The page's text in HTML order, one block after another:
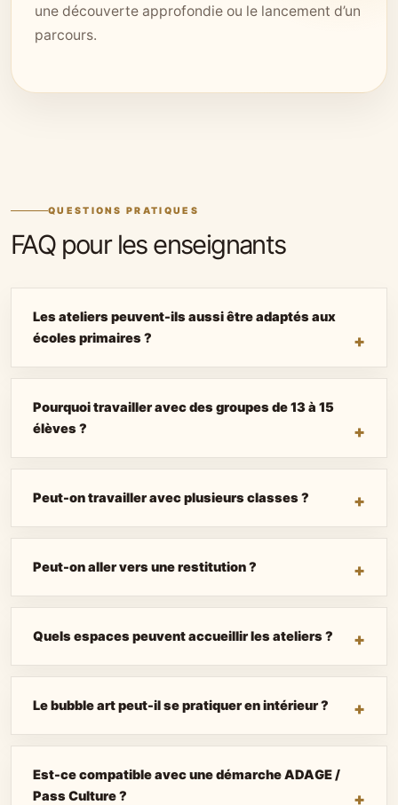
une découverte approfondie ou le lancement d’un
parcours.
QUESTIONS PRATIQUES
FAQ pour les enseignants
Les ateliers peuvent-ils aussi être adaptés aux
écoles primaires ?
Pourquoi travailler avec des groupes de 13 à 15
élèves ?
Peut-on travailler avec plusieurs classes ?
Peut-on aller vers une restitution ?
Quels espaces peuvent accueillir les ateliers ?
Le bubble art peut-il se pratiquer en intérieur ?
Est-ce compatible avec une démarche ADAGE /
Pass Culture ?